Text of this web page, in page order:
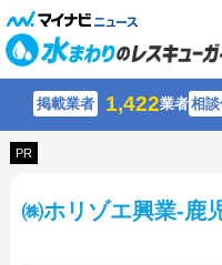
掲載業者 1,422業者相
PR
㈱ホリゾエ興業-鹿